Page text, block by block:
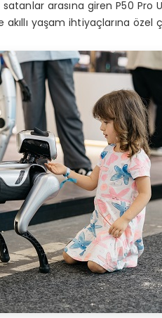
satanlar arasına giren P50
yaşam ihtiyaçlarına